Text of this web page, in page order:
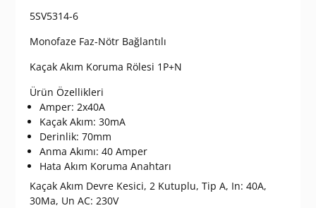
5SV5314-6
Monofaze Faz-Nötr Bağlantılı
Kaçak Akım Koruma Rölesi 1P+N
Ürün Özellikleri
Amper: 2x40A
Kaçak Akım: 30mA
Derinlik: 70mm
Anma Akımı: 40 Amper
Hata Akım Koruma Anahtarı
Kaçak Akım Devre Kesici, 2 Kutuplu, Tip A, In: 40A,
30Ma, Un AC: 230V